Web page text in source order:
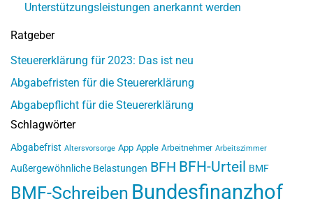
Unterstützungsleistungen anerkannt werden
Ratgeber
Steuererklärung für 2023: Das ist neu
Abgabefristen für die Steuererklärung
Abgabepflicht für die Steuererklärung
Schlagwörter
Abgabefrist Altersvorsorge App Apple Arbeitnehmer Arbeitszimmer
Außergewöhnliche Belastungen BFH BFH-Urteil BMF
BMF-Schreiben Bundesfinanzhof